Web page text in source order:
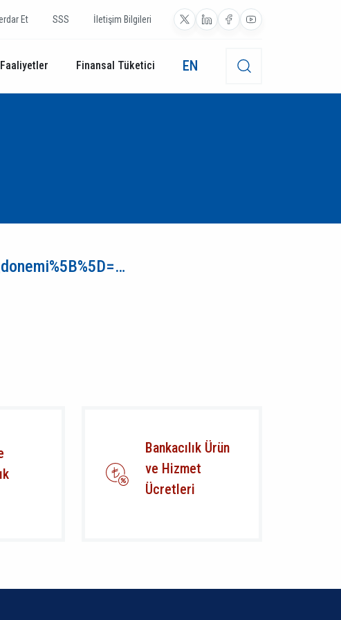
Et SSS İletişim Bilgileri
Faaliyetler Finansal Tüketici EN
Bankacılık Ürün
ve Hizmet
Ücretleri